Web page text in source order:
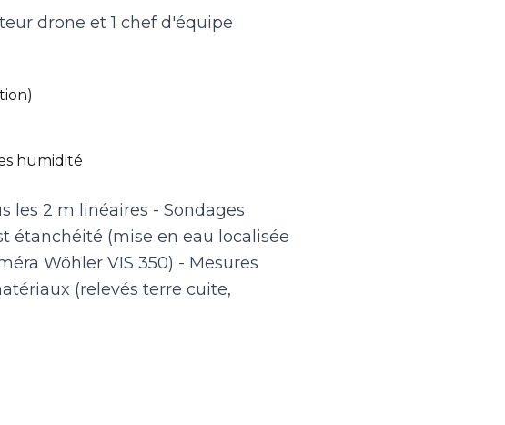
drone et 1 chef d'équipe
humidité
les 2 m linéaires - Sondages
étanchéité (mise en eau localisée
Wöhler VIS 350) - Mesures
(relevés terre cuite,